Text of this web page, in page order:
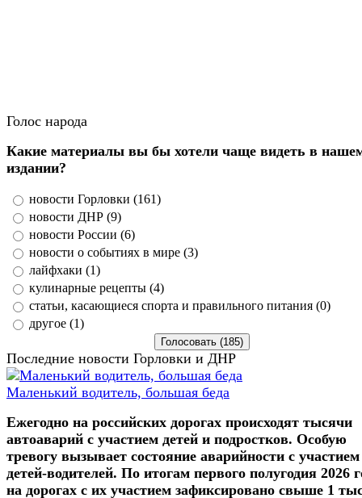
Голос народа
Какие материалы вы бы хотели чаще видеть в
издании?
новости Горловки (161)
новости ДНР (9)
новости России (6)
новости о событиях в мире (3)
лайфхаки (1)
кулинарные рецепты (4)
статьи, касающиеся спорта и правильного питания (0)
другое (1)
Последние новости Горловки и ДНР
Маленький водитель, большая беда
Ежегодно на российских дорогах происходят тысячи
автоаварий с участием детей и подростков. Особую
тревогу вызывает состояние аварийности с участием
детей-водителей. По итогам первого полугодия 2026
на дорогах с их участием зафиксировано свыше 1